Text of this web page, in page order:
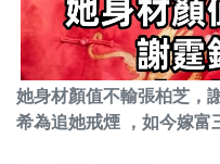
她身材顏值不輸張柏芝，
希為追她戒煙 ，如今嫁富